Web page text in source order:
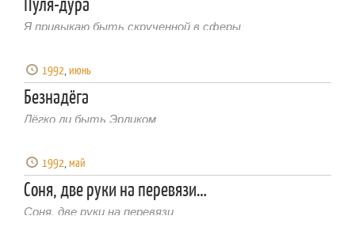
Я привыкаю быть скрученной в сферы
1992,июнь
Безнадёга
Лёгко ли быть Эрликом
1992,май
Соня, две руки на перевязи…
Соня, две руки на перевязи